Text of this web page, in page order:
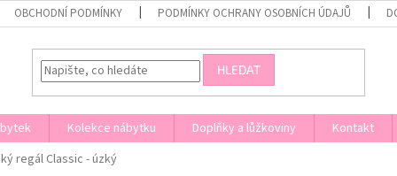
OBCHODNÍ PODMÍNKY PODMÍNKY OCHRANY OSOBNÍCH ÚDAJŮ
HLEDAT
Kolekce nábytku Doplňky a lůžkoviny Kontakt
regál Classic - úzký